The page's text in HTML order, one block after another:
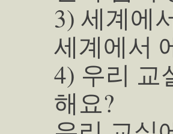
3) 세계에
세계에서
4) 우리 교
해요?